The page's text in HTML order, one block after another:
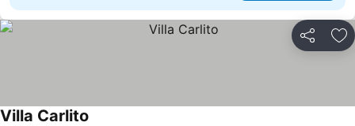
Compartir
Villa Carlito